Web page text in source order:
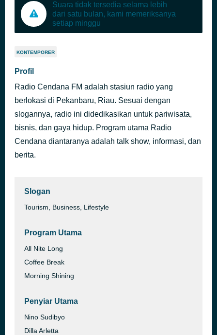
Suara tidak tersedia selama lebih
dari satu bulan, kami memeriksanya
setiap minggu
KONTEMPORER
Profil
Radio Cendana FM adalah stasiun radio yang
berlokasi di Pekanbaru, Riau. Sesuai dengan
slogannya, radio ini didedikasikan untuk pariwisata,
bisnis, dan gaya hidup. Program utama Radio
Cendana diantaranya adalah talk show, informasi, dan
berita.
Slogan
Tourism, Business, Lifestyle
Program Utama
All Nite Long
Coffee Break
Morning Shining
Penyiar Utama
Nino Sudibyo
Dilla Arletta